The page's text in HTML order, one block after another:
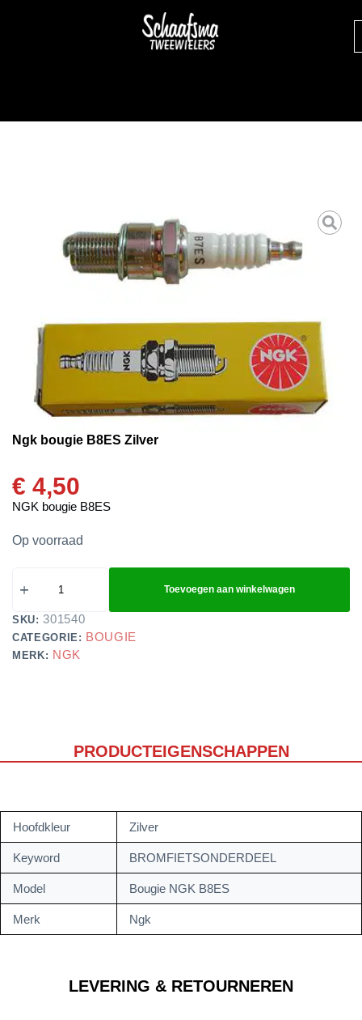
Ngk bougie B8ES Zilver
€ 4,50
NGK bougie B8ES
Op voorraad
Toevoegen aan winkelwagen
SKU:301540
CATEGORIE: BOUGIE
MERK: NGK
PRODUCTEIGENSCHAPPEN
LEVERING & RETOURNEREN
Hoofdkleur Zilver
Keyword BROMFIETSONDERDEEL
Model Bougie NGK B8ES
Merk Ngk